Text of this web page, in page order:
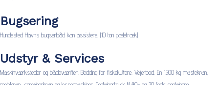
Bugsering
Hundested Havns bugserbåd kan assistere. (10 ton pæletræk)
Udstyr & Services
Maskinværksteder og bådeværfter. Bedding for fiskekuttere. Vejerbod. En 1500 kg mastekran,